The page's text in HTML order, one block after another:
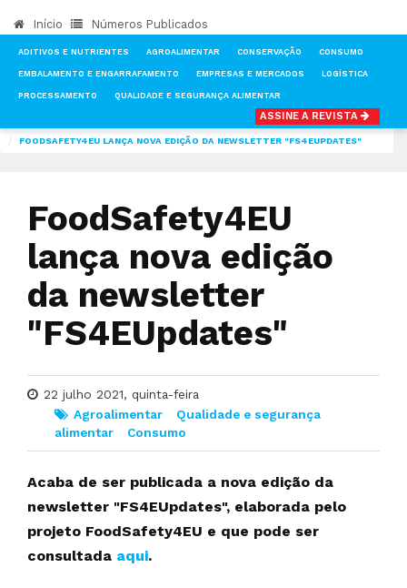
Início Números Publicados
ADITIVOS E NUTRIENTES AGROALIMENTAR CONSERVAÇÃO CONSUMO
EMBALAMENTO E ENGARRAFAMENTO EMPRESAS E MERCADOS LOGÍSTICA
PROCESSAMENTO QUALIDADE E SEGURANÇA ALIMENTAR
ASSINE A REVISTA
FOODSAFETY4EU LANÇA NOVA EDIÇÃO DA NEWSLETTER "FS4EUPDATES"
FoodSafety4EU
lança nova edição
da newsletter
"FS4EUpdates"
22 julho 2021, quinta-feira
Agroalimentar
Qualidade e segurança
alimentar
Consumo
Acaba de ser publicada a nova edição da
newsletter "FS4EUpdates", elaborada pelo
projeto FoodSafety4EU e que pode ser
consultada aqui.